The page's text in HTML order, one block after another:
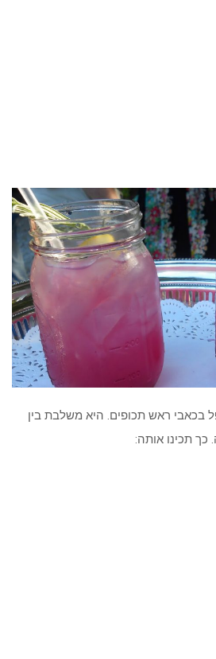
בכאבי ראש תכופים. היא משלבת בין
כך תכינו אותה: